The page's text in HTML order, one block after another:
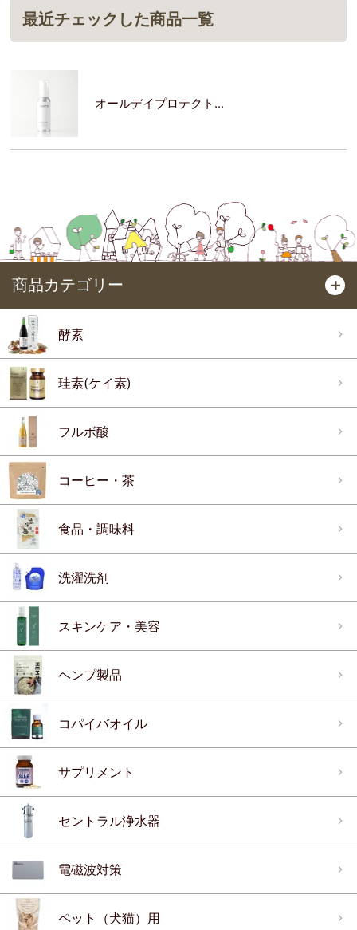
最近チェックした商品一覧
オールデイプロテクト...
商品カテゴリー ＋
酵素
珪素(ケイ素)
フルボ酸
コーヒー・茶
食品・調味料
洗濯洗剤
スキンケア・美容
ヘンプ製品
コパイバオイル
サプリメント
セントラル浄水器
電磁波対策
ペット（犬猫）用